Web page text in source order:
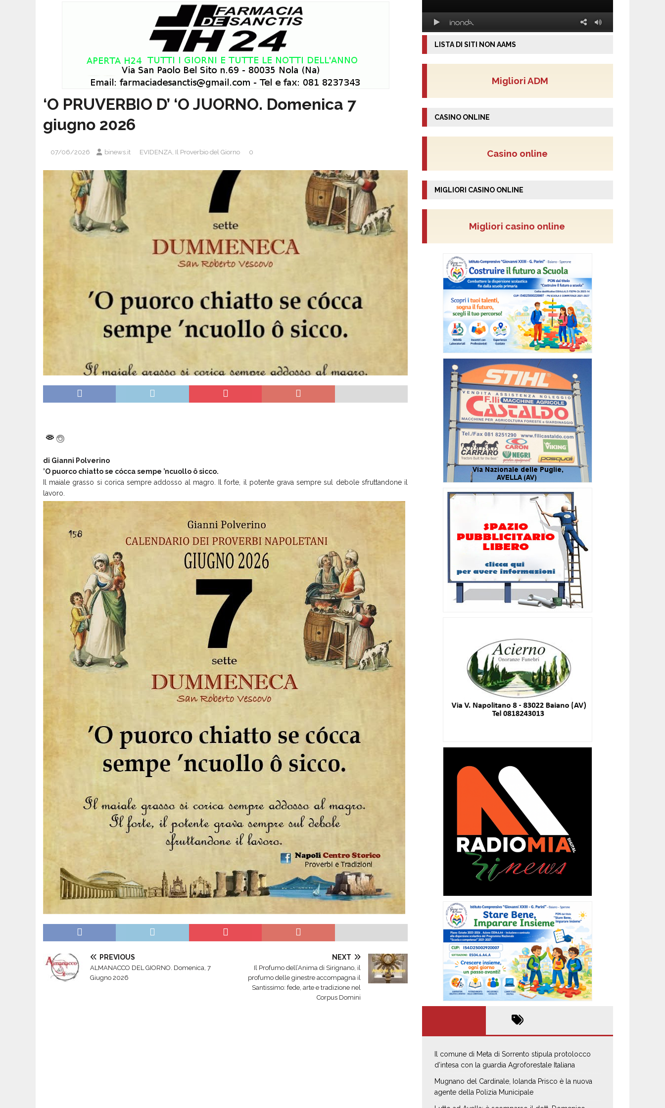
‘O PRUVERBIO D’ ‘O JUORNO. Domenica 7
giugno 2026
07/06/2026 binews.it EVIDENZA, Il Proverbio del Giorno 0
di Gianni Polverino
’O puorco chiatto se cócca sempe ’ncuollo ô sicco.
Il maiale grasso si corica sempre addosso al magro. Il forte, il potente grava sempre sul debole sfruttandone il
lavoro.
PREVIOUS
ALMANACCO DEL GIORNO. Domenica, 7
Giugno 2026
NEXT
​Il Profumo dell’Anima di Sirignano, il
profumo delle ginestre accompagna il
Santissimo: fede, arte e tradizione nel
Corpus Domini
LISTA DI SITI NON AAMS
Migliori ADM
CASINO ONLINE
Casino online
MIGLIORI CASINO ONLINE
Migliori casino online
Il comune di Meta di Sorrento stipula protolocco
d’intesa con la guardia Agroforestale Italiana
Mugnano del Cardinale, Iolanda Prisco è la nuova
agente della Polizia Municipale